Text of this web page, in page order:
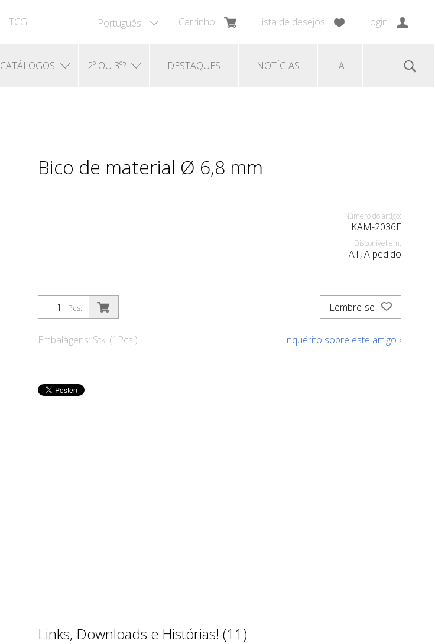
Português Carrinho Lista de desejos Login
TCG
CATÁLOGOS 2º OU 3º? DESTAQUES NOTÍCIAS IA
Bico de material Ø 6,8 mm
Número do artigo:
KAM-2036F
Disponível em:
AT, A pedido
Pcs.
Embalagens: Stk. (1Pcs.)
Lembre-se
Inquérito sobre este artigo ›
Links, Downloads e Histórias! (11)